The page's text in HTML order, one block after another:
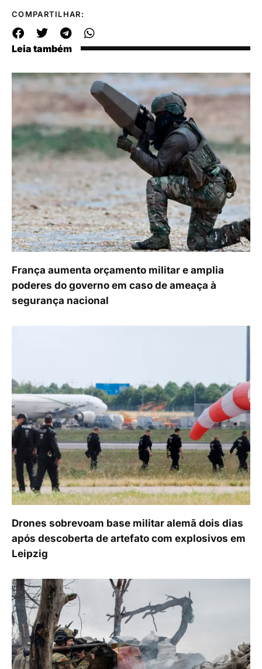
COMPARTILHAR:
Leia também
França aumenta orçamento militar e amplia
poderes do governo em caso de ameaça à
segurança nacional
Drones sobrevoam base militar alemã dois dias
após descoberta de artefato com explosivos em
Leipzig